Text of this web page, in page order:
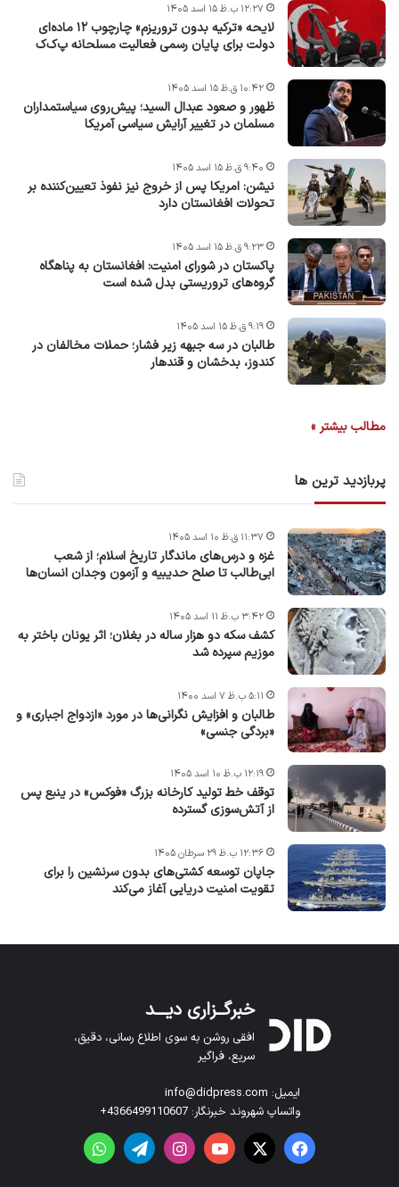
لایحه «ترکیه بدون تروریزم» چارچوب ۱۲ ماده‌ای
دولت برای پایان رسمی فعالیت مسلحانه پ‌ک‌ک
۱۲:۲۷ ب.ظ ۱۵ اسد ۱۴۰۵
ظهور و صعود عبدال السید؛ پیش‌روی سیاستمداران
مسلمان در تغییر آرایش سیاسی آمریکا
۱۰:۴۲ ق.ظ ۱۵ اسد ۱۴۰۵
نیشن: امریکا پس از خروج نیز نفوذ تعیین‌کننده بر
تحولات افغانستان دارد
۹:۴۰ ق.ظ ۱۵ اسد ۱۴۰۵
پاکستان در شورای امنیت: افغانستان به پناهگاه
گروه‌های تروریستی بدل شده است
۹:۲۳ ق.ظ ۱۵ اسد ۱۴۰۵
طالبان در سه جبهه زیر فشار؛ حملات مخالفان در
کندوز، بدخشان و قندهار
۹:۱۹ ق.ظ ۱۵ اسد ۱۴۰۵
مطالب بیشتر »
پربازدید ترین ها
غزه و درس‌های ماندگار تاریخ اسلام؛ از شعب
ابی‌طالب تا صلح حدیبیه و آزمون وجدان انسان‌ها
۱۱:۳۷ ق.ظ ۱۰ اسد ۱۴۰۵
کشف سکه دو هزار ساله در بغلان؛ اثر یونان باختر به
موزیم سپرده شد
۳:۴۲ ب.ظ ۱۱ اسد ۱۴۰۵
طالبان و افزایش نگرانی‌ها در مورد «ازدواج اجباری» و
«بردگی جنسی»
۵:۱۱ ب.ظ ۷ اسد ۱۴۰۰
توقف خط تولید کارخانه بزرگ «فوکس» در ینبع پس
از آتش‌سوزی گسترده
۱۲:۱۹ ب.ظ ۱۰ اسد ۱۴۰۵
جاپان توسعه کشتی‌های بدون سرنشین را برای
تقویت امنیت دریایی آغاز می‌کند
۱۲:۳۶ ب.ظ ۲۹ سرطان ۱۴۰۵
خبرگــزاری دیـــد
افقی روشن به سوی اطلاع رسانی، دقیق،
سریع، فراگیر
ایمیل: info@didpress.com
واتساپ شهروند خبرنگار: 4366499110607+
فیس بوک X یوتیوباینستاگرامتلگرامواتس آپ